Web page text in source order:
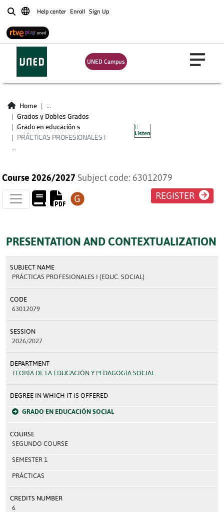
BuscarHelp center Enroll Sign Up
UNED Campus
Home
...
Grados y Dobles Grados
Grado en educación s
PRÁCTICAS PROFESIONALES I
...
Listen
PRÁCTICAS
PROFESIONALES I
(EDUC. SOCIAL)
Course 2026/2027 Subject code: 63012079
REGISTER
PRESENTATION AND CONTEXTUALIZATION
SUBJECT NAME
PRÁCTICAS PROFESIONALES I (EDUC. SOCIAL)
CODE
63012079
SESSION
2026/2027
DEPARTMENT
TEORÍA DE LA EDUCACIÓN Y PEDAGOGÍA SOCIAL
DEGREE IN WHICH IT IS OFFERED
GRADO EN EDUCACIÓN SOCIAL
COURSE
SEGUNDO COURSE
SEMESTER 1
PRÁCTICAS
CREDITS NUMBER
6